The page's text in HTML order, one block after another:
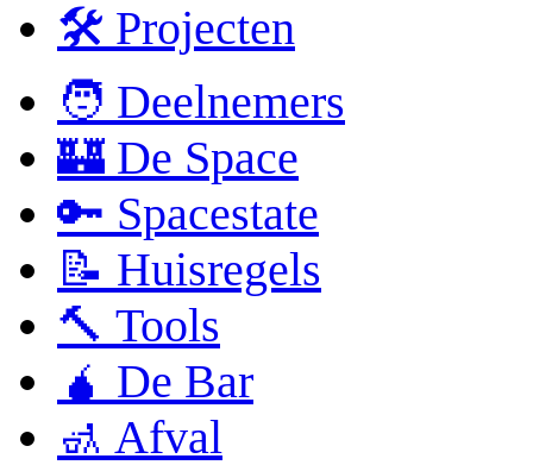
🛠 Projecten
🧑 Deelnemers
🏰 De Space
🔑 Spacestate
📝 Huisregels
🔨 Tools
🧉 De Bar
🚮 Afval